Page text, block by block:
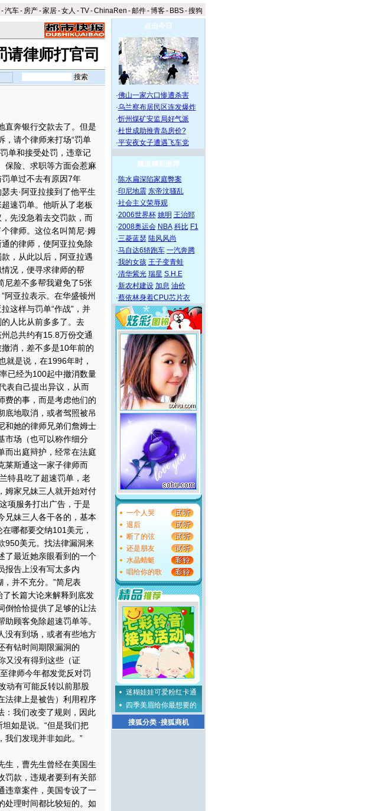
-汽车- 房产-家居-女人 -TV-ChinaRen -邮件-博客- BBS-搜狗
律师打官司
奔银行交款去了。但是
，请个律师来打场“罚单
单和接受处罚，违章记
保险、求职等方面会惹麻
罚单过不去有原因7年
夫·阿亚拉接到了他平生
速罚单。他听从了老板
，先没急着去交罚款，而
律师。这位名叫简尼·姆
的律师，使阿亚拉免除
款，从此以后，阿亚拉遇
况，便寻求律师的帮
尼差不多帮我避免了5张
阿亚拉表示。在华盛顿州
这样与罚单“作战”，并
的人比从前多多了。去
总共约有15.8万份交通
消，差不多是10年前的
就是说，在1996年时，
已经为100起中撤消数量
表自己提出异议，从而
费的事，而是考虑他们的
底地取消，或者驾照被吊
她的律师兄弟们詹姆士
场（也可以称作细分
而出庭辩护，经常在法庭
莱斯通这一家子律师而
特县吃了超速罚单，老
姆家兄妹三人就开始对付
项服务打出广告，于是
兄妹三人各干各的，基本
哪都要交纳101美元，
950美元。找法律漏洞来
了最近她亲眼看到的一个
报告上没有写太多内
并不充分。”简尼表
了长篇大论来解释到底发
倒恰恰提供了足够的让法
顾客免除超速罚单等。
没有到场，或者有些地方
有钻时间期限漏洞的
又没有得到这些（证
律师今年都发觉反对罚
动有可能反转以前那股
法律上是被告）利用程序
：我们改变了规则，因此
如是说。“但是我们把
我们发现并非如此。”
，曹先生曾经在美国生
罚款，违规者要到有关部
违章案件，美国专设了一
处理时间都比较短的。如
点击今日
·佛山一家六口惨遭杀害
·乌兰察布居民区连发爆炸
·忻州煤矿安监局好气派
·杜世成助推青岛房价?
·平安夜女子遭遇飞车党
频道精彩推荐
·陈水扁深陷家庭弊案
·印尼地震 东帝汶骚乱
·社会主义荣辱观
·2006世界杯 姚明 王治郅
·2008奥运会 NBA 科比 F1
·三菱蓝瑟 陆风风尚
·马自达6轿跑车 一汽奔腾
·我的女孩 王子变青蛙
·清华紫光 瑞星 S.H.E
·新农村建设 加息 油价
·蔡依林身着CPU芯片衣
一个人哭
退后
断了的弦
还是朋友
水晶蜻蜓
唱给你的歌
迷糊娃娃可爱粉红卡通
四季美眉给你最想要的
搜狐分类·搜狐商机